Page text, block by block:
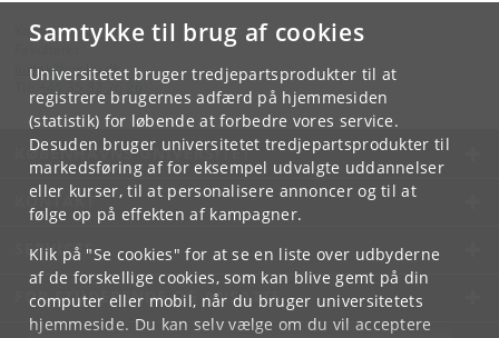
Samtykke til brug af cookies
Universitetet bruger tredjepartsprodukter til at
registrere brugernes adfærd på hjemmesiden
(statistik) for løbende at forbedre vores service.
Desuden bruger universitetet tredjepartsprodukter til
markedsføring af for eksempel udvalgte uddannelser
eller kurser, til at personalisere annoncer og til at
følge op på effekten af kampagner.
Klik på "Se cookies" for at se en liste over udbyderne
af de forskellige cookies, som kan blive gemt på din
computer eller mobil, når du bruger universitetets
hjemmeside. Du kan selv vælge om du vil acceptere
Kontakt:
jurfak @jur.ku.dk
KØBENHAVNS UNIVERSITET
KONTAKT
SERVICES
FOR STUDERENDE OG ANSATTE